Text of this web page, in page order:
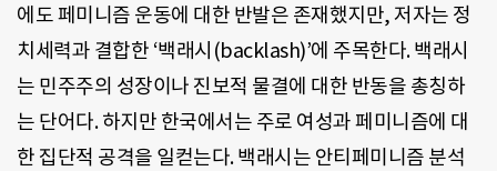
에도 페미니즘 운동에 대한 반발은 존재했지만, 저자는 정
치세력과 결합한 ‘백래시(backlash)’에 주목한다. 백래시
는 민주주의 성장이나 진보적 물결에 대한 반동을 총칭하
는 단어다. 하지만 한국에서는 주로 여성과 페미니즘에 대
한 집단적 공격을 일컫는다. 백래시는 안티페미니즘 분석